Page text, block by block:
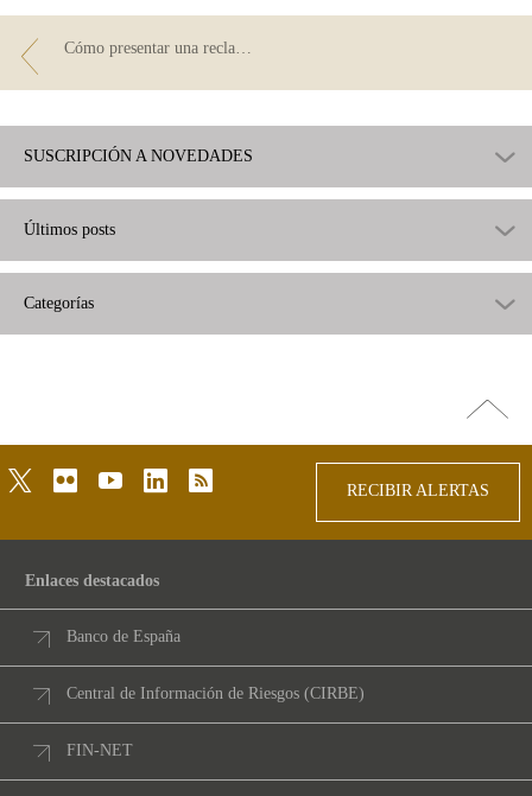
SUSCRIPCIÓN A NOVEDADES
Últimos posts
Categorías
arriba
twitterflickr youtubelinkedinrss
RECIBIR ALERTAS
Enlaces destacados
Banco de España
Central de Información de Riesgos (CIRBE)
FIN-NET